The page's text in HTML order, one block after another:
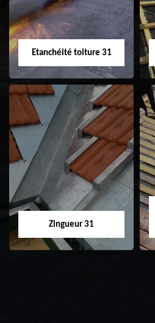
Etanchéité toiture 31
Etanchéité toiture
31
Zingueur 31